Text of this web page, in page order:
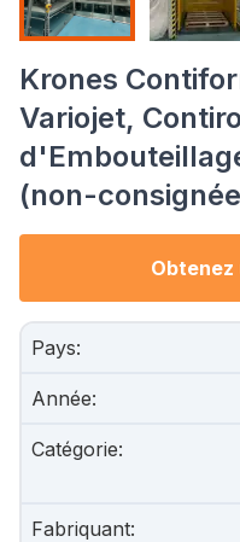
Krones
Variojet,
(non-
Pays:
Année:
Catégorie:
Fabriquant: